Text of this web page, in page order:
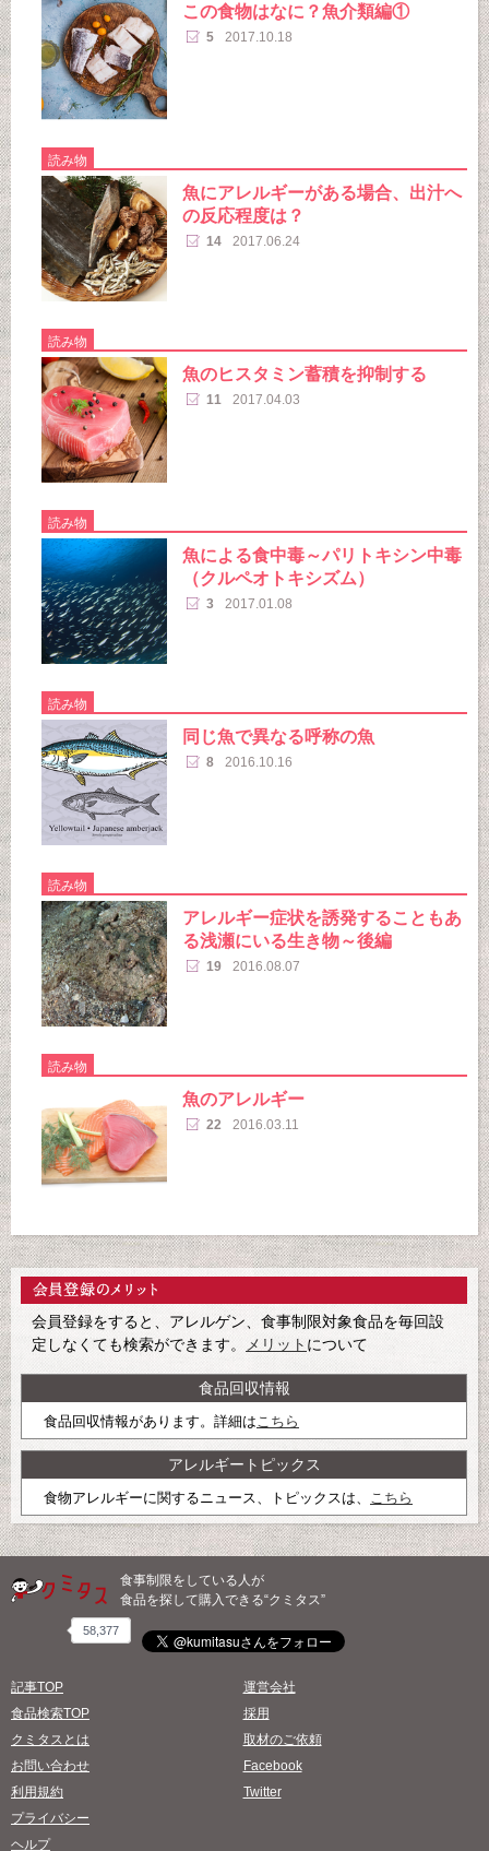
この食物はなに？魚介類編①
5 2017.10.18
読み物
魚にアレルギーがある場合、出汁へ
の反応程度は？
14 2017.06.24
読み物
魚のヒスタミン蓄積を抑制する
11 2017.04.03
読み物
魚による食中毒～パリトキシン中毒
（クルペオトキシズム）
3 2017.01.08
読み物
同じ魚で異なる呼称の魚
8 2016.10.16
読み物
アレルギー症状を誘発することもあ
る浅瀬にいる生き物～後編
19 2016.08.07
読み物
魚のアレルギー
22 2016.03.11
会員登録をすると、アレルゲン、食事制限対象食品を毎回設
定しなくても検索ができます。
メリット について
食品回収情報
食品回収情報があります。詳細はこちら
アレルギートピックス
食物アレルギーに関するニュース、トピックスは、 こちら
食事制限をしている人が
食品を探して購入できる“クミタス”
58,377
記事TOP
食品検索TOP
クミタスとは
お問い合わせ
利用規約
プライバシー
ヘルプ
運営会社
採用
取材のご依頼
Facebook
Twitter